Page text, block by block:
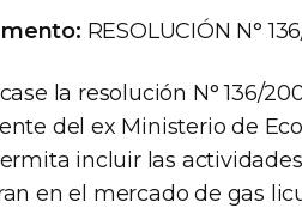
RESOLUCIÓN N°
la resolución N° 136/
del ex Ministerio de
incluir las
en el mercado de gas